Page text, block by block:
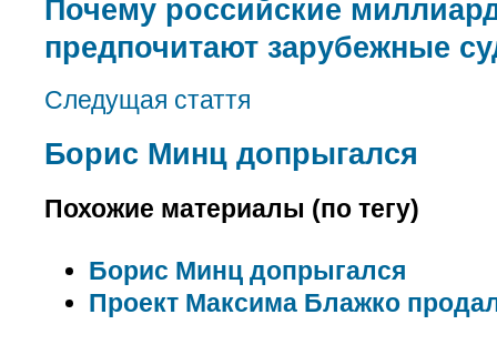
Почему российские
предпочитают зарубежные
Следущая стаття
Борис Минц допрыгался
Похожие материалы (по тегу)
Борис Минц допрыгался
Проект Максима Блажко